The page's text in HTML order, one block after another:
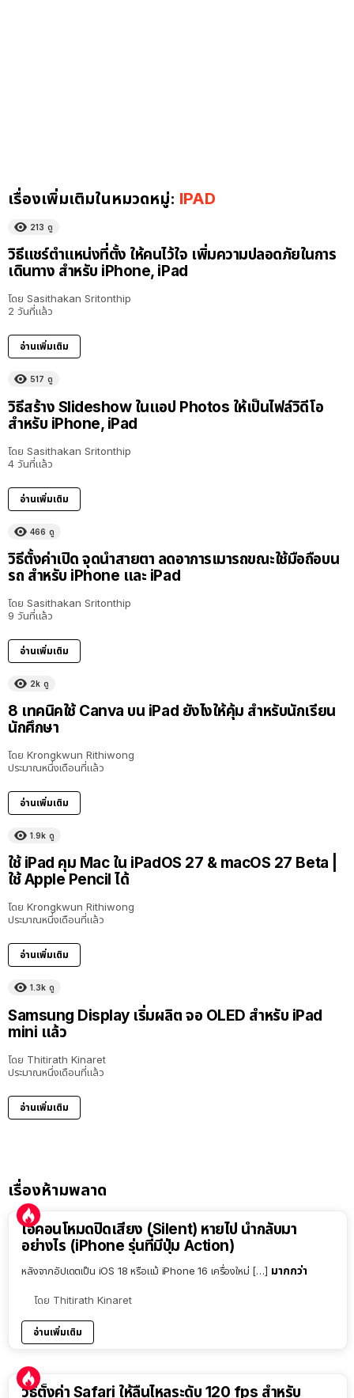
เรื่องเพิ่มเติมในหมวดหมู่: IPAD
213 ดู
วิธีแชร์ตำแหน่งที่ตั้ง ให้คนไว้ใจ เพิ่มความปลอดภัยในการ
เดินทาง สำหรับ iPhone, iPad
โดย Sasithakan Sritonthip
2 วันที่แล้ว
อ่านเพิ่มเติม
517 ดู
วิธีสร้าง Slideshow ในแอป Photos ให้เป็นไฟล์วิดีโอ
สำหรับ iPhone, iPad
โดย Sasithakan Sritonthip
4 วันที่แล้ว
อ่านเพิ่มเติม
466 ดู
วิธีตั้งค่าเปิด จุดนำสายตา ลดอาการเมารถขณะใช้มือถือบน
รถ สำหรับ iPhone และ iPad
โดย Sasithakan Sritonthip
9 วันที่แล้ว
อ่านเพิ่มเติม
2k ดู
8 เทคนิคใช้ Canva บน iPad ยังไงให้คุ้ม สำหรับนักเรียน
นักศึกษา
โดย Krongkwun Rithiwong
ประมาณหนึ่งเดือนที่แล้ว
อ่านเพิ่มเติม
1.9k ดู
ใช้ iPad คุม Mac ใน iPadOS 27 & macOS 27 Beta |
ใช้ Apple Pencil ได้
โดย Krongkwun Rithiwong
ประมาณหนึ่งเดือนที่แล้ว
อ่านเพิ่มเติม
1.3k ดู
Samsung Display เริ่มผลิต จอ OLED สำหรับ iPad
mini แล้ว
โดย Thitirath Kinaret
ประมาณหนึ่งเดือนที่แล้ว
อ่านเพิ่มเติม
เรื่องห้ามพลาด
ไอคอนโหมดปิดเสียง (Silent) หายไป นำกลับมา
อย่างไร (iPhone รุ่นที่มีปุ่ม Action)
หลังจากอัปเดตเป็น iOS 18 หรือแม้ iPhone 16 เครื่องใหม่ […] มากกว่า
โดย Thitirath Kinaret
อ่านเพิ่มเติม
วิธีตั้งค่า Safari ให้ลื่นไหลระดับ 120 fps สำหรับ